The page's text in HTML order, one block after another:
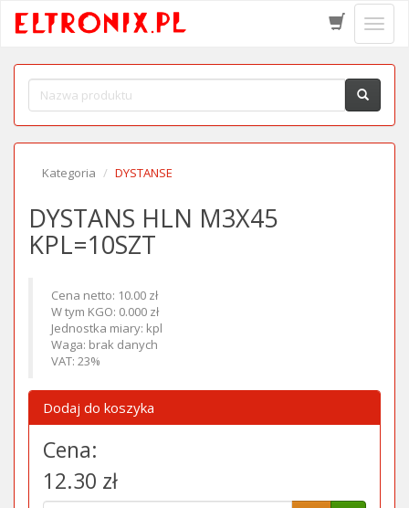
menu
Kategoria DYSTANSE
DYSTANS HLN M3X45
KPL=10SZT
Cena netto: 10.00 zł
W tym KGO: 0.000 zł
Jednostka miary: kpl
Waga: brak danych
VAT: 23%
Dodaj do koszyka
Cena:
12.30 zł